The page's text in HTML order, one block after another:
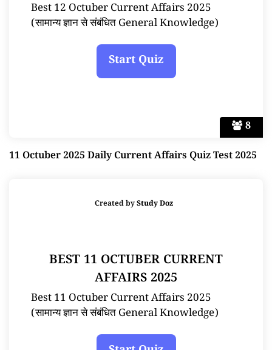
8
Best 12 Octuber Current Affairs 2025
(सामान्य ज्ञान से संबंधित General Knowledge)
11 Octuber 2025 Daily Current Affairs Quiz Test 2025
Created byStudy Doz
BEST 11 OCTUBER CURRENT
AFFAIRS 2025
Best 11 Octuber Current Affairs 2025
(सामान्य ज्ञान से संबंधित General Knowledge)